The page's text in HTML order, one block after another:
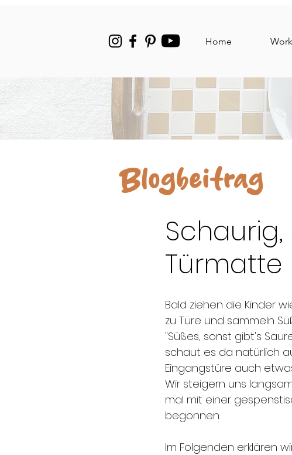
Blogbeitrag
Türmatte
Bald ziehen die Kinder
zu Türe und sammeln
"Süßes, sonst gibt's
schaut es da natürlich
Eingangstüre auch
Wir steigern uns
mal mit einer
begonnen.
Im Folgenden erklären
Home